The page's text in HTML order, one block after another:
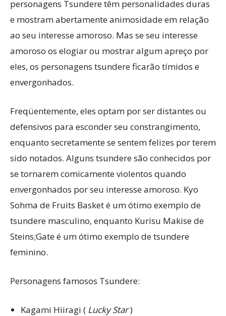
personagens Tsundere têm personalidades duras
e mostram abertamente animosidade em relação
ao seu interesse amoroso. Mas se seu interesse
amoroso os elogiar ou mostrar algum apreço por
eles, os personagens tsundere ficarão tímidos e
envergonhados.
Freqüentemente, eles optam por ser distantes ou
defensivos para esconder seu constrangimento,
enquanto secretamente se sentem felizes por terem
sido notados. Alguns tsundere são conhecidos por
se tornarem comicamente violentos quando
envergonhados por seu interesse amoroso. Kyo
Sohma de Fruits Basket é um ótimo exemplo de
tsundere masculino, enquanto Kurisu Makise de
Steins;Gate é um ótimo exemplo de tsundere
feminino.
Personagens famosos Tsundere:
Kagami Hiiragi ( Lucky Star)